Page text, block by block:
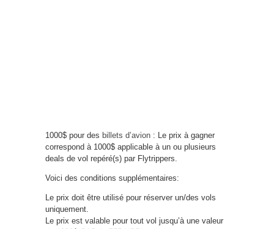
1000$ pour des billets d’avion : Le prix à gagner
correspond à 1000$ applicable à un ou plusieurs
deals de vol repéré(s) par Flytrippers.
Voici des conditions supplémentaires:
Le prix doit être utilisé pour réserver un/des vols
uniquement.
Le prix est valable pour tout vol jusqu’à une valeur